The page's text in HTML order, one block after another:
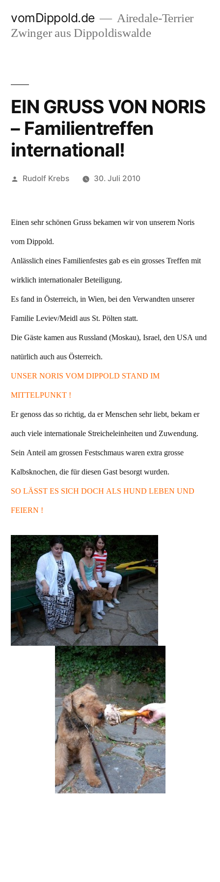
Inhalt
vomDippold.de
Airedale-Terrier
Zwinger aus Dippoldiswalde
EIN GRUSS VON NORIS
– Familientreffen
international!
Veröffentlicht
Rudolf Krebs 30. Juli 2010
Einen sehr schönen Gruss bekamen wir von unserem Noris
vom Dippold.
Anlässlich eines Familienfestes gab es ein grosses Treffen mit
wirklich internationaler Beteiligung.
Es fand in Österreich, in Wien, bei den Verwandten unserer
Familie Leviev/Meidl aus St. Pölten statt.
Die Gäste kamen aus Russland (Moskau), Israel, den USA und
natürlich auch aus Österreich.
UNSER NORIS VOM DIPPOLD STAND IM
MITTELPUNKT !
Er genoss das so richtig, da er Menschen sehr liebt, bekam er
auch viele internationale Streicheleinheiten und Zuwendung.
Sein Anteil am grossen Festschmaus waren extra grosse
Kalbsknochen, die für diesen Gast besorgt wurden.
SO LÄSST ES SICH DOCH ALS HUND LEBEN UND
FEIERN !